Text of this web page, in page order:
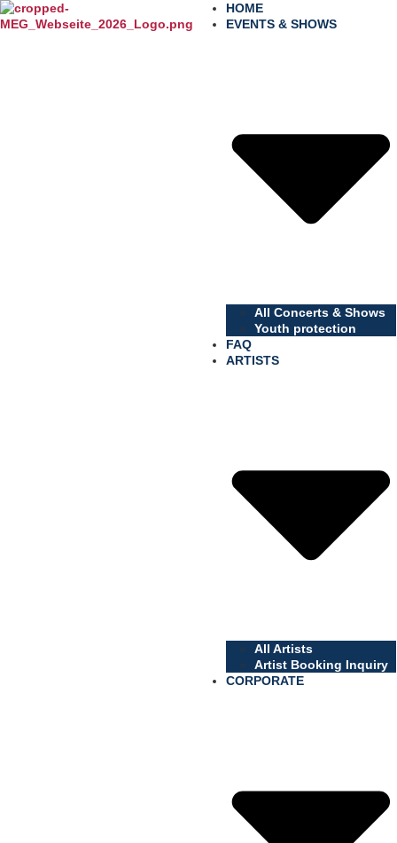
content
HOME
EVENTS & SHOWS
All Concerts & Shows
Youth protection
FAQ
ARTISTS
All Artists
Artist Booking Inquiry
CORPORATE